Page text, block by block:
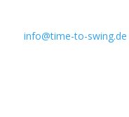
info@time-to-swing.de